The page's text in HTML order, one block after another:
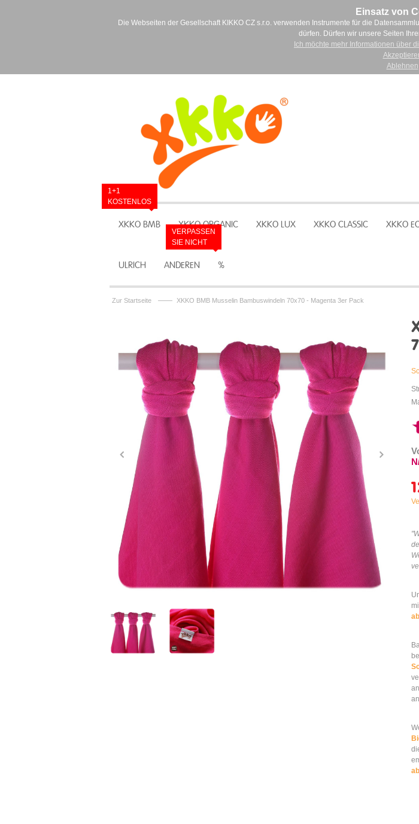
Einsatz von
Die Webseiten der Gesellschaft KIKKO CZ s.r.o. verwenden Instrumente für die
dürfen. Dürfen wir unsere Seiten
Ich möchte mehr Informationen über
Ablehnen
XKKO BMB
1+1
KOSTENLOS
XKKO ORGANIC XKKO LUX XKKO CLASSIC XKKO
ULRICH ANDEREN %
VERPASSEN
SIE NICHT
Zur Startseite —— XKKO BMB Musselin Bambuswindeln 70x70 - Magenta 3er Pack
"